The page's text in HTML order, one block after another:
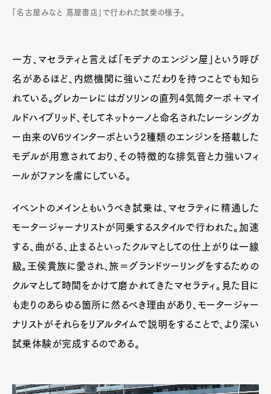
「名古屋みなと 蔦屋書店」で行われた試乗の様子。
一方、マセラティと言えば「モデナのエンジン屋」という呼び
名があるほど、内燃機関に強いこだわりを持つことでも知ら
れている。グレカーレにはガソリンの直列4気筒ターボ＋マイ
ルドハイブリッド、そしてネットゥーノと命名されたレーシングカ
ー由来のV6ツインターボという2種類のエンジンを搭載した
モデルが用意されており、その特徴的な排気音と力強いフィ
ールがファンを虜にしている。
イベントのメインともいうべき試乗は、マセラティに精通した
モータージャーナリストが同乗するスタイルで行われた。加速
する、曲がる、止まるといったクルマとしての仕上がりは一線
級。王侯貴族に愛され、旅＝グランドツーリングをするための
クルマとして時間をかけて磨かれてきたマセラティ。見た目に
も走りのあらゆる箇所に然るべき理由があり、モータージャー
ナリストがそれらをリアルタイムで説明をすることで、より深い
試乗体験が完成するのである。